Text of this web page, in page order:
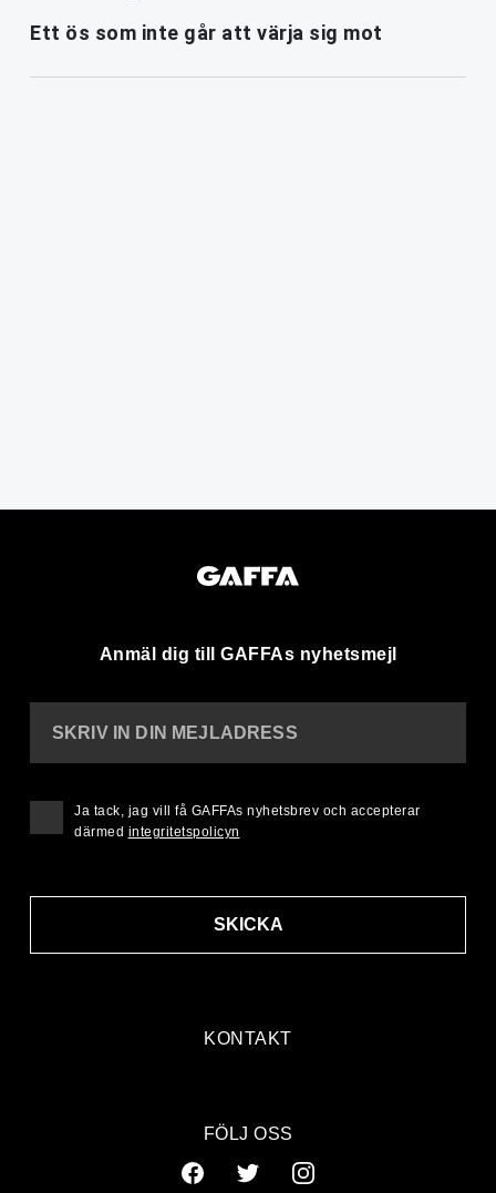
Ett ös som inte går att värja sig mot
Anmäl dig till GAFFAs nyhetsmejl
KONTAKT
SKRIV IN DIN MEJLADRESS
SKICKA
Ja tack, jag vill få GAFFAs nyhetsbrev och accepterar
därmed integritetspolicyn
FÖLJ OSS